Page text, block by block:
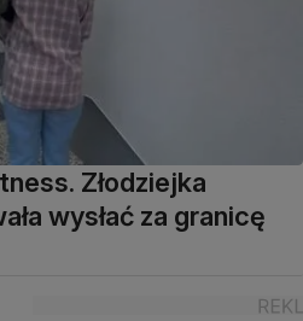
Złodziejka
wysłać za granicę